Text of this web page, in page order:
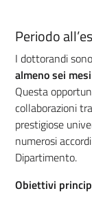
Periodo
I dottorandi
almeno sei mesi
Questa
collaborazioni
prestigiose
numerosi
Dipartimento.
Obiettivi